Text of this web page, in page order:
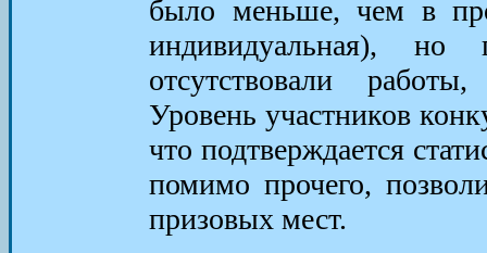
было меньше, чем в
индивидуальная), но
отсутствовали
Уровень участников
что подтверждается
помимо прочего,
призовых мест.